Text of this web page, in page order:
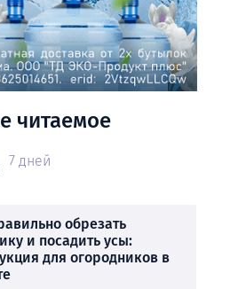
читаемое
7 дней
обрезать
и посадить усы:
для огородников в